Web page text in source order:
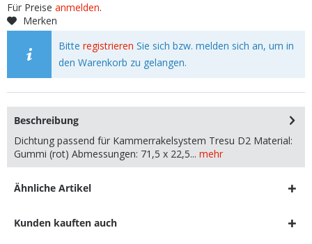
Für Preise anmelden.
Merken
Bitteregistrieren Sie sich bzw. melden sich an, um in
den Warenkorb zu gelangen.
Beschreibung
Dichtung passend für Kammerrakelsystem Tresu D2 Material:
Gummi (rot) Abmessungen: 71,5 x 22,5... mehr
Ähnliche Artikel
Kunden kauften auch